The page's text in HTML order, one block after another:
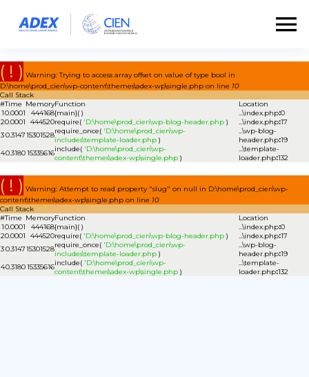
( ! ) Warning: Trying to access array offset on value of type bool in
D:\home\prod_cien\wp-content\themes\adex-wp\single.php on line 10
Call Stack
#Time MemoryFunction
Location
10.0001 444168{main}( ) ...\index.php:0
20.0001 444520require( 'D:\home\prod_cien\wp-blog-header.php ) ...\index.php:17
30.314715301528require_once( 'D:\home\prod_cien\wp-
includes\template-loader.php )
...\wp-blog-
header.php:19
40.318015335616include( 'D:\home\prod_cien\wp-
content\themes\adex-wp\single.php )
...\template-
loader.php:132
( ! ) Warning: Attempt to read property "slug" on null in D:\home\prod_cien\wp-
content\themes\adex-wp\single.php on line 10
Call Stack
#Time MemoryFunction
Location
10.0001 444168{main}( ) ...\index.php:0
20.0001 444520require( 'D:\home\prod_cien\wp-blog-header.php ) ...\index.php:17
30.314715301528require_once( 'D:\home\prod_cien\wp-
includes\template-loader.php )
...\wp-blog-
header.php:19
40.318015335616include( 'D:\home\prod_cien\wp-
content\themes\adex-wp\single.php )
...\template-
loader.php:132